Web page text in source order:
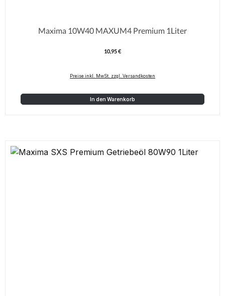
Maxima 10W40 MAXUM4 Premium 1Liter
Regulärer Preis:
10,95 €
Preise inkl. MwSt. zzgl. Versandkosten
In den Warenkorb